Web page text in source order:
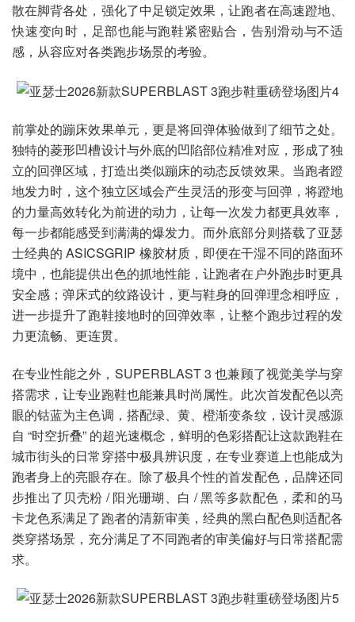
散在脚背各处，强化了中足锁定效果，让跑者在高速蹬地、
快速变向时，足部也能与跑鞋紧密贴合，告别滑动与不适
感，从容应对各类跑步场景的考验。
前掌处的蹦床效果单元，更是将回弹体验做到了细节之处。
独特的菱形凹槽设计与外底的凹陷部位精准对应，形成了独
立的回弹区域，打造出类似蹦床的动态反馈效果。当跑者蹬
地发力时，这个独立区域会产生灵活的形变与回弹，将蹬地
的力量高效转化为前进的动力，让每一次发力都更具效率，
每一步都能感受到满满的爆发力。而外底部分则搭载了亚瑟
士经典的 ASICSGRIP 橡胶材质，即便在干湿不同的路面环
境中，也能提供出色的抓地性能，让跑者在户外跑步时更具
安全感；弹床式的纹路设计，更与鞋身的回弹理念相呼应，
进一步提升了跑鞋接地时的回弹效率，让整个跑步过程的发
力更流畅、更连贯。
在专业性能之外，SUPERBLAST 3 也兼顾了视觉美学与穿
搭需求，让专业跑鞋也能兼具时尚属性。此次首发配色以亮
眼的钴蓝为主色调，搭配绿、黄、橙渐变条纹，设计灵感源
自 “时空折叠” 的超光速概念，鲜明的色彩搭配让这款跑鞋在
城市街头的日常穿搭中极具辨识度，在专业赛道上也能成为
跑者身上的亮眼存在。除了极具个性的首发配色，品牌还同
步推出了贝壳粉 / 阳光珊瑚、白 / 黑等多款配色，柔和的马
卡龙色系满足了跑者的清新审美，经典的黑白配色则适配各
类穿搭场景，充分满足了不同跑者的审美偏好与日常搭配需
求。